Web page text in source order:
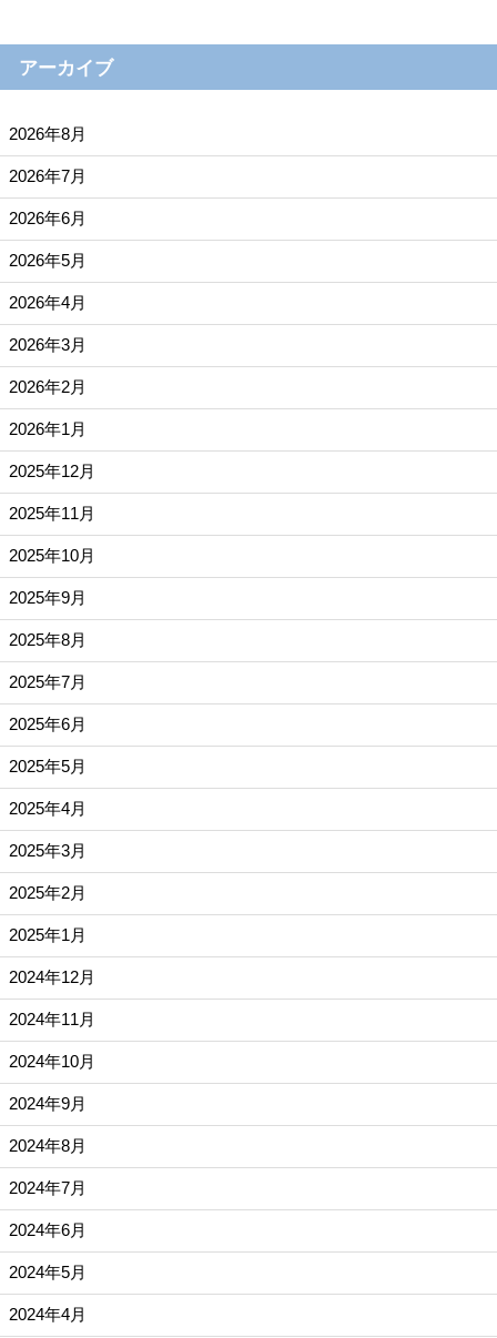
アーカイブ
2026年8月
2026年7月
2026年6月
2026年5月
2026年4月
2026年3月
2026年2月
2026年1月
2025年12月
2025年11月
2025年10月
2025年9月
2025年8月
2025年7月
2025年6月
2025年5月
2025年4月
2025年3月
2025年2月
2025年1月
2024年12月
2024年11月
2024年10月
2024年9月
2024年8月
2024年7月
2024年6月
2024年5月
2024年4月